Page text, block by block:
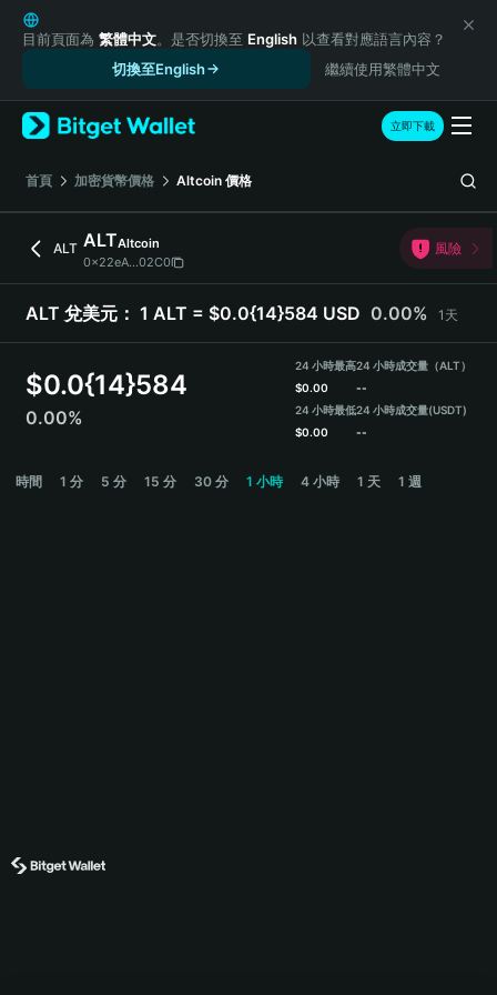
English
日本語
Русский
Español (Latinoamérica)
Türkçe
Italiano
简体中文
繁體中文
Português (Portugal)
हिन्दी
Español (Argentina)
目前頁面為 繁體中文。是否切換至 English 以查看對應語言內容？
切換至English
繼續使用繁體中文
立即下載
首頁 加密貨幣價格 Altcoin 價格
ALT ALTAltcoin
0x22eA...02C0
風險
ALT 兌美元： 1 ALT = $0.0{14}584 USD 0.00% 1天
$0.0{14}584
0.00%
24 小時最高
$0.00
24 小時最低
$0.00
24 小時成交量（ALT）
--
24 小時成交量(USDT)
--
時間 1 分 5 分 15 分 30 分 1 小時 4 小時 1 天 1 週